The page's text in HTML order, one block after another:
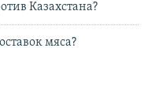
Казахстана?
мяса?